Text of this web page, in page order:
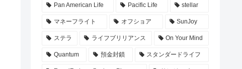
Pan American Life Pacific Life stellar
マネーフライト オフショア SunJoy
ステラ ライフブリリアンス On Your Mind
Quantum 預金封鎖 スタンダードライフ